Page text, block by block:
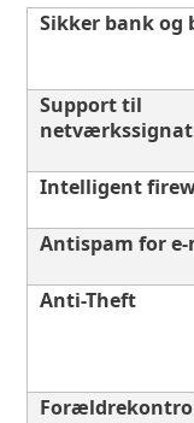
Sikker bank og
Support til
Intelligent
Antispam for
Anti-Theft